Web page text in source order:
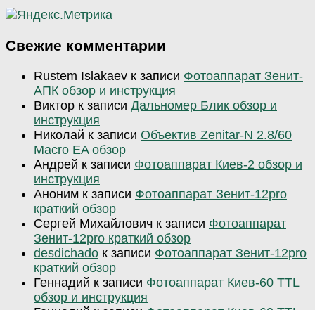
Свежие комментарии
Rustem Islakaev к записи Фотоаппарат Зенит-
АПК обзор и инструкция
Виктор к записи Дальномер Блик обзор и
инструкция
Николай к записи Объектив Zenitar-N 2.8/60
Macro EA обзор
Андрей к записи Фотоаппарат Киев-2 обзор и
инструкция
Аноним к записи Фотоаппарат Зенит-12pro
краткий обзор
Сергей Михайлович к записи Фотоаппарат
Зенит-12pro краткий обзор
desdichado к записи Фотоаппарат Зенит-12pro
краткий обзор
Геннадий к записи Фотоаппарат Киев-60 TTL
обзор и инструкция